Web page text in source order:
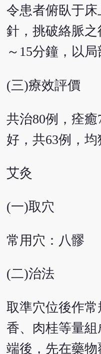
令患者俯臥于
針，挑破絡脈
～15分鐘，以
(三)療效評價
共治80例，痊
好，共63例，
艾灸
(一)取穴
常用穴：八髎
(二)治法
取準穴位後作
香、肉桂等量
端後，先在藥